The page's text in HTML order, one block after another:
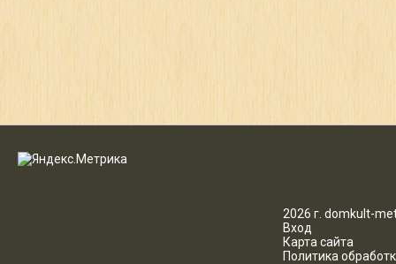
2026 г. domkult-
Вход
Карта сайта
Политика